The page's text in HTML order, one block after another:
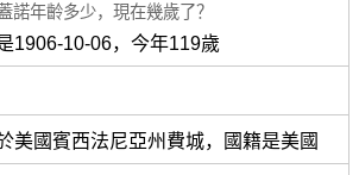
諾年齡多少，現在幾歲了？
1906-10-06，今年119歲
美國賓西法尼亞州費城，國籍是美國